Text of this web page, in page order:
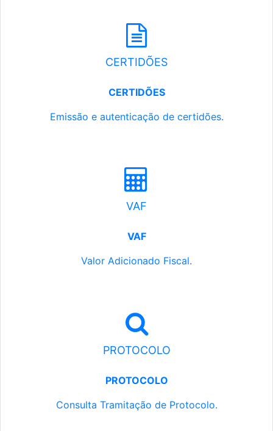
CERTIDÕES
CERTIDÕES
Emissão e autenticação de certidões.
VAF
VAF
Valor Adicionado Fiscal.
PROTOCOLO
PROTOCOLO
Consulta Tramitação de Protocolo.